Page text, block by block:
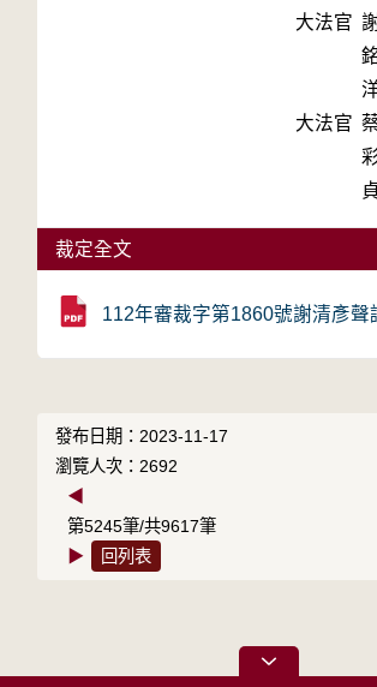
大法官
大法官
裁定全文
112年審裁字第1860號謝清彥聲
發布日期：2023-11-17
瀏覽人次：2692
◀
第5245筆/共9617筆
▶
回列表